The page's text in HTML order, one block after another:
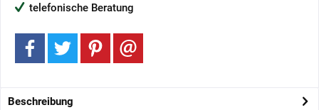
telefonische Beratung
Beschreibung